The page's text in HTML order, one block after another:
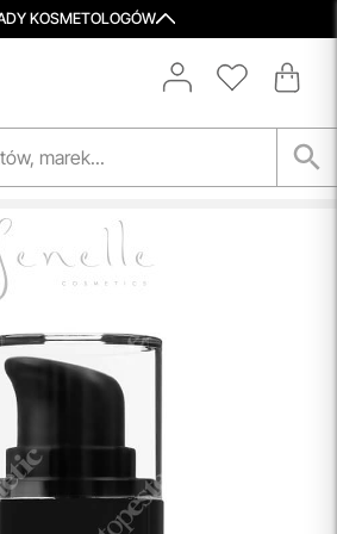
KOSMETOLOGÓW
w naszym sklepie. Dzięki
IT, zamówienia są zazwyczaj
w ciągu zaledwie
starannie dobrane próbki
do indywidualnych potrzeb
sposób, by umożliwić Ci
i doświadczanie
wydaniu — świadomie, z troską o